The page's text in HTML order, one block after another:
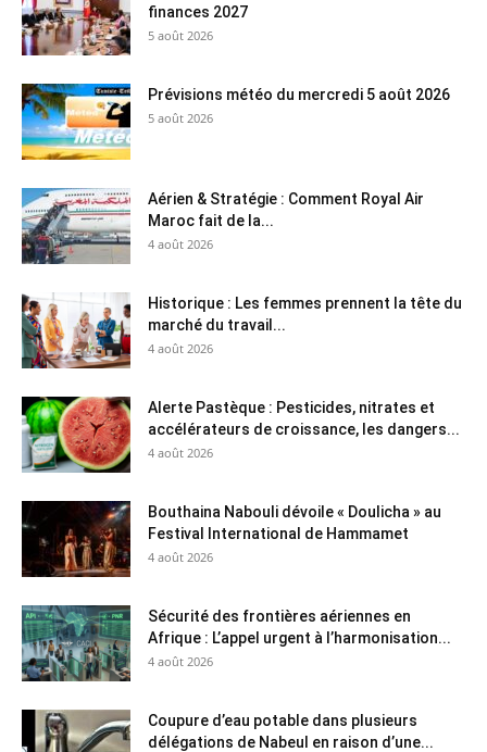
finances 2027
5 août 2026
Prévisions météo du mercredi 5 août 2026
5 août 2026
Aérien & Stratégie : Comment Royal Air
Maroc fait de la...
4 août 2026
Historique : Les femmes prennent la tête du
marché du travail...
4 août 2026
Alerte Pastèque : Pesticides, nitrates et
accélérateurs de croissance, les dangers...
4 août 2026
Bouthaina Nabouli dévoile « Doulicha » au
Festival International de Hammamet
4 août 2026
Sécurité des frontières aériennes en
Afrique : L’appel urgent à l’harmonisation...
4 août 2026
Coupure d’eau potable dans plusieurs
délégations de Nabeul en raison d’une...